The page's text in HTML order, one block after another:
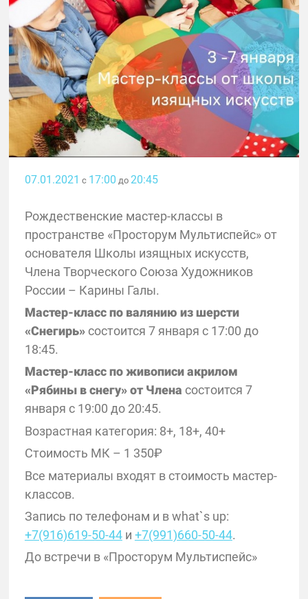
07.01.2021 с 17:00 до 20:45
Рождественские мастер-классы в
пространстве «Просторум Мультиспейс» от
основателя Школы изящных искусств,
Члена Творческого Союза Художников
России – Карины Галы.
Мастер-класс по валянию из шерсти
«Снегирь»состоится 7 января с 17:00 до
18:45.
Мастер-класс по живописи акрилом
«Рябины в снегу» от Члена состоится 7
января с 19:00 до 20:45.
Возрастная категория: 8+, 18+, 40+
Стоимость МК – 1 350₽
Все материалы входят в стоимость мастер-
классов.
Запись по телефонам и в what`s up:
+7(916)619-50-44и +7(991)660-50-44.
До встречи в «Просторум Мультиспейс»